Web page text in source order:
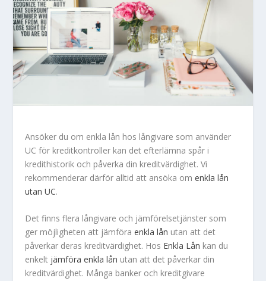
Ansöker du om enkla lån hos långivare som använder
UC för kreditkontroller kan det efterlämna spår i
kredithistorik och påverka din kreditvärdighet. Vi
rekommenderar därför alltid att ansöka omenkla lån
utan UC.
Det finns flera långivare och jämförelsetjänster som
ger möjligheten att jämföraenkla lån utan att det
påverkar deras kreditvärdighet. Hos Enkla Lån kan du
enkelt jämföra enkla lån utan att det påverkar din
kreditvärdighet. Många banker och kreditgivare